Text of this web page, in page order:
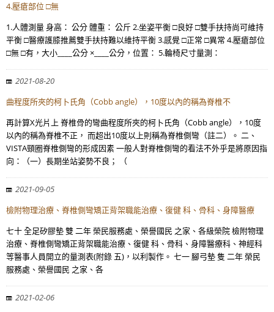
4.壓瘡部位 □無
1.人體測量 身高： 公分 體重： 公斤 2.坐姿平衡 □良好 □雙手扶持尚可維持
平衡 □醫療護膝推薦雙手扶持難以維持平衡 3.感覺 □正常 □異常 4.壓瘡部位
□無 □有，大小____公分 ×____公分，位置： 5.輪椅尺寸量測：
2021-08-20
曲程度所夾的柯卜氏角（Cobb angle），10度以內的稱為脊椎不
再計算X光片上 脊椎骨的彎曲程度所夾的柯卜氏角（Cobb angle），10度
以內的稱為脊椎不正， 而超出10度以上則稱為脊椎側彎（註二）。 二、
VISTA頸圈脊椎側彎的形成因素 一般人對脊椎側彎的看法不外乎是將原因指
向：（一）長期坐站姿勢不良； （
2021-09-05
檢附物理治療、脊椎側彎矯正背架職能治療、復健 科、骨科、身障醫療
七十 全足矽膠墊 雙 二年 榮民服務處、榮譽國民 之家、各級榮院 檢附物理
治療、脊椎側彎矯正背架職能治療、復健 科、骨科、身障醫療科、神經科
等醫事人員開立的量測表(附錄 五)，以利製作。 七一 腳弓墊 隻 二年 榮民
服務處、榮譽國民 之家、各
2021-02-06